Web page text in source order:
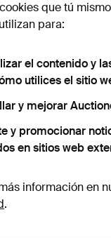
…
7 días
159
que tú
para:
el contenido y
utilices el sitio
y mejorar
y promocionar
en sitios web
información en
.